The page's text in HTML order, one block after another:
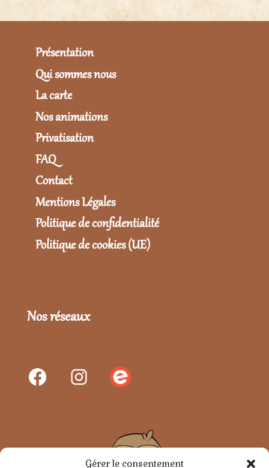
Gérer le consentement
Présentation
Qui sommes nous
La carte
Nos animations
Privatisation
FAQ
Contact
Mentions Légales
Politique de confidentialité
Politique de cookies (UE)
Nos réseaux